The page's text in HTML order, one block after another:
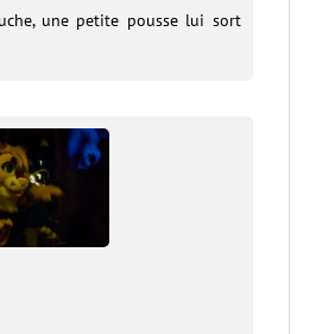
une petite pousse lui sort